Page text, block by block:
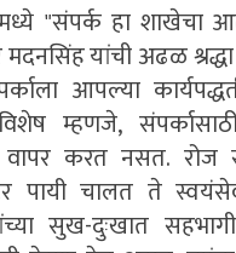
"संपर्क हा शाखेचा
मदनसिंह यांची अढळ
आपल्या
म्हणजे,
वापर करत नसत.
पायी चालत ते
सुख-दुःखात